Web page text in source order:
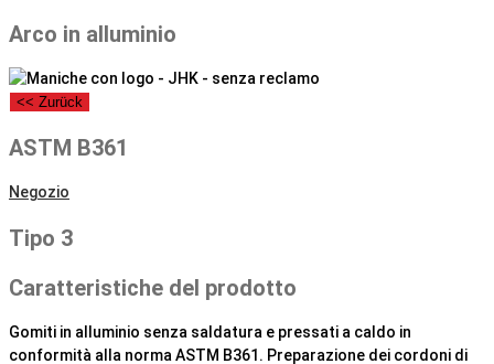
Arco in alluminio
<< Zurück
ASTM B361
Negozio
Tipo 3
Caratteristiche del prodotto
Gomiti in alluminio senza saldatura e pressati a caldo in
conformità alla norma ASTM B361. Preparazione dei cordoni di